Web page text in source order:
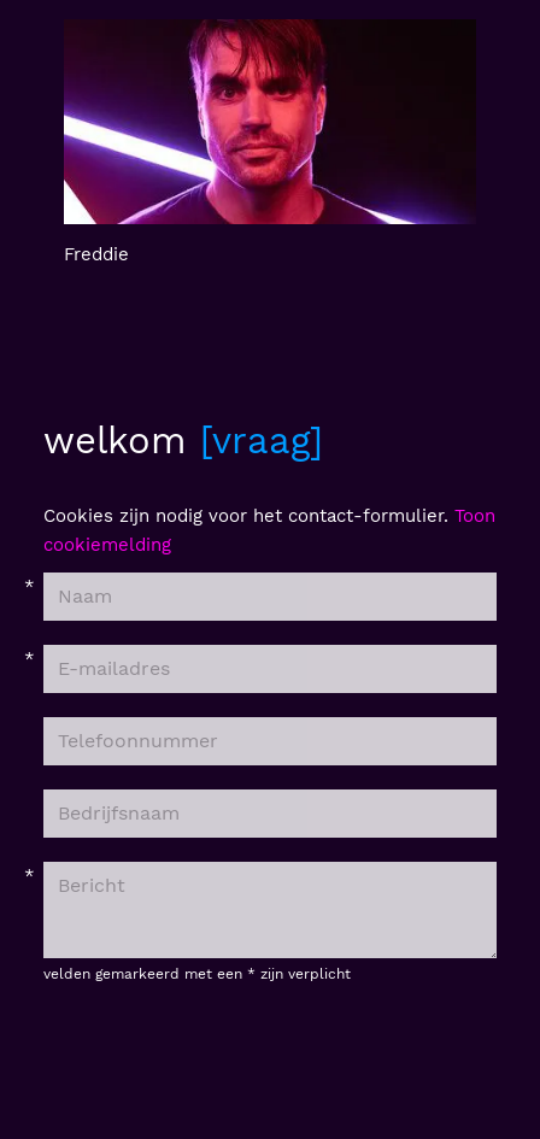
Freddie
welkom vraag
Cookies zijn nodig voor het contact-formulier. Toon
cookiemelding
velden gemarkeerd met een * zijn verplicht